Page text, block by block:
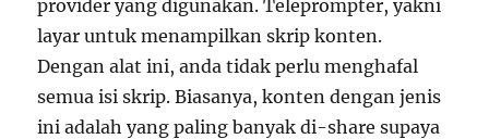
provider yang digunakan. Teleprompter, yakni
layar untuk menampilkan skrip konten.
Dengan alat ini, anda tidak perlu menghafal
semua isi skrip. Biasanya, konten dengan jenis
ini adalah yang paling banyak di-share supaya